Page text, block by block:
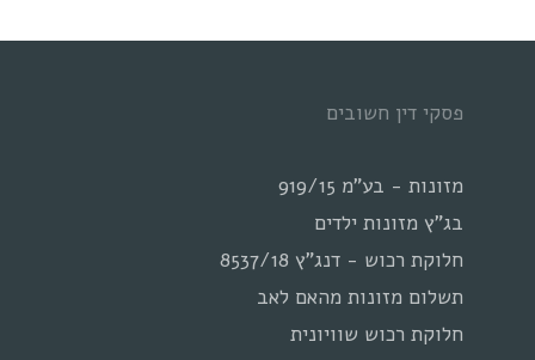
פסקי דין חשובים
מזונות - בע"מ 919/15
בג"ץ מזונות ילדים
חלוקת רכוש - דנג"ץ 8537/18
תשלום מזונות מהאם לאב
חלוקת רכוש שוויונית